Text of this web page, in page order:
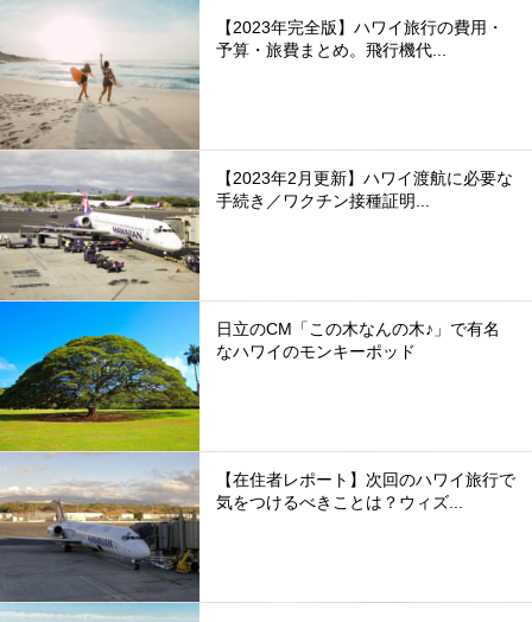
【2023年完全版】ハワイ旅行の費用・
予算・旅費まとめ。飛行機代...
【2023年2月更新】ハワイ渡航に必要な
手続き／ワクチン接種証明...
日立のCM「この木なんの木♪」で有名
なハワイのモンキーポッド
【在住者レポート】次回のハワイ旅行で
気をつけるべきことは？ウィズ...